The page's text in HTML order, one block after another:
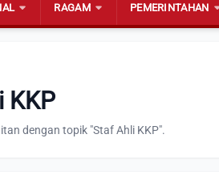
RAGAM PEMERINTAHAN
KKP
dengan topik "Staf Ahli KKP".